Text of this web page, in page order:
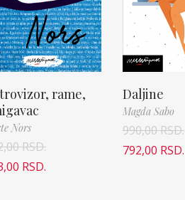
rame,
Nors
RSD.
RSD.
Daljine
Magda Sabo
990,00RSD.
792,00 RSD.